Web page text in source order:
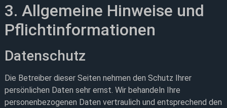
3. Allgemeine Hinweise und
Pflicht­informationen
Datenschutz
Die Betreiber dieser Seiten nehmen den Schutz Ihrer
persönlichen Daten sehr ernst. Wir behandeln Ihre
personenbezogenen Daten vertraulich und entsprechend den